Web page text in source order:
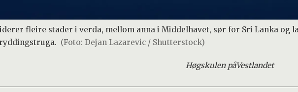
fleire stader i verda, mellom anna i Middelhavet, sør for Sri Lanka og
(Foto: Dejan Lazarevic / Shutterstock)
Høgskulen påVestlandet